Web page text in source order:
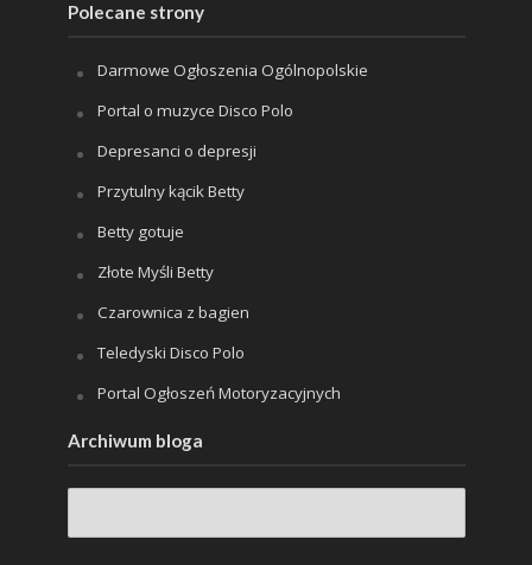
Polecane strony
Darmowe Ogłoszenia Ogólnopolskie
Portal o muzyce Disco Polo
Depresanci o depresji
Przytulny kącik Betty
Betty gotuje
Złote Myśli Betty
Czarownica z bagien
Teledyski Disco Polo
Portal Ogłoszeń Motoryzacyjnych
Archiwum bloga
Archiwum